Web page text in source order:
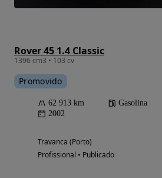
Rover 45 1.4 Classic
1396 cm3 • 103 cv
Promovido
62 913 km Gasolina
2002
Travanca (Porto)
Profissional • Publicado